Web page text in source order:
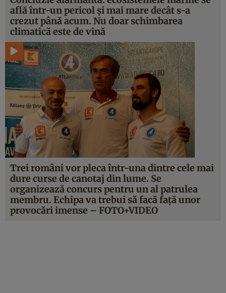
află într-un pericol şi mai mare decât s-a
crezut până acum. Nu doar schimbarea
climatică este de vină
Trei români vor pleca într-una dintre cele mai
dure curse de canotaj din lume. Se
organizează concurs pentru un al patrulea
membru. Echipa va trebui să facă faţă unor
provocări imense – FOTO+VIDEO